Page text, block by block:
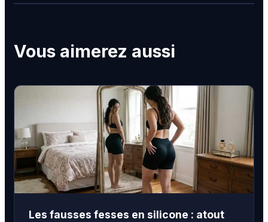
Vous aimerez aussi
Les fausses fesses en silicone : atout